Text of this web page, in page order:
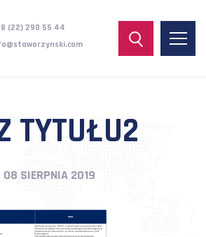
(22) 290 55 44
TYTUŁU2
08 SIERPNIA 2019